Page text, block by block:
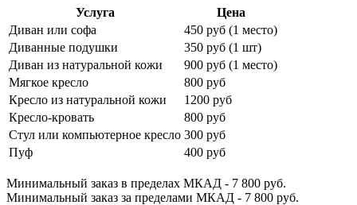
Услуга
Цена
Диван или софа
450 руб (1 место)
Диванные подушки
350 руб (1 шт)
Диван из натуральной кожи
900 руб (1 место)
Мягкое кресло
800 руб
Кресло из натуральной кожи
1200 руб
Кресло-кровать
800 руб
Стул или компьютерное кресло 300 руб
Пуф
400 руб
Минимальный заказ в пределах МКАД - 7 800 руб.
Минимальный заказ за пределами МКАД - 7 800 руб.